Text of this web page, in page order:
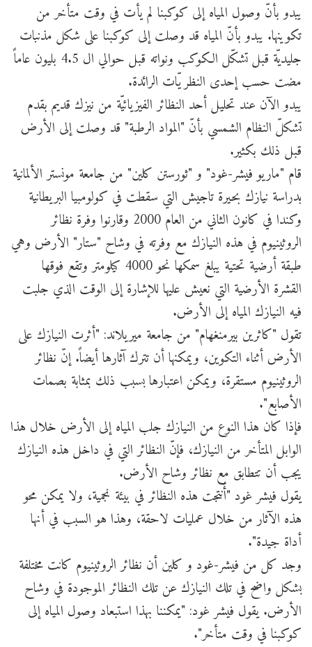
يبدو بأنّ وصول المياه إلى كوكبنا لم يأت في وقت متأخر من
تكوينها. يبدو بأنّ المياه قد وصلت إلى كوكبنا على شكل مذنبات
جليديّة قبل تشكّل الكوكب ونواته قبل حوالي ال 4.5 بليون عاماً
مضت حسب إحدى النظريّات الرائدة.
يبدو الآن عند تحليل أحد النظائر الفيزيائيّة من نيزك قديم بقدم
تشكلّ النظام الشمسي بأنّ "المواد الرطبة" قد وصلت إلى الأرض
قبل ذلك بكثير.
قام "ماريو فيشر-غود" و "ثورستن كلين" من جامعة مونستر الألمانية
بدراسة نيازك بحيرة تاجيش التي سقطت في كولومبيا البريطانية
وكندا في كانون الثاني من العام 2000 وقارنوا وفرة نظائر
الروثينيوم في هذه النيازك مع وفرته في وشاح "ستار" الأرض وهي
طبقة أرضية تحتية يبلغ سمكها نحو 4000 كيلومتر وتقع فوقها
القشرة الأرضية التي نعيش عليها للإشارة إلى الوقت الذي جلبت
فيه النيازك المياه إلى الأرض.
تقول "كاثرين بيرمنغهام" من جامعة ميريلاند: "أثرت النيازك على
الأرض أثناء التكوين، ويمكنها أن تترك آثارها أيضاً. إنّ نظائر
الروثينيوم مستقرة، ويمكن اعتبارها بسبب ذلك بمثابة بصمات
الأصابع".
فإذا كان هذا النوع من النيازك جلب المياه إلى الأرض خلال هذا
الوابل المتأخر من النيازك، فإنّ النظائر التي في داخل هذه النيازك
يجب أن تتطابق مع نظائر وشاح الأرض.
يقول فيشر غود "أُنتجت هذه النظائر في بيئة نجمية، ولا يمكن محو
هذه الآثار من خلال عمليات لاحقة، وهذا هو السبب في أنها
أداة جيدة".
وجد كل من فيشر-غود و كلين أن نظائر الروثينيوم كانت مختلفة
بشكل واضح في تلك النيازك عن تلك النظائر الموجودة في وشاح
الأرض. يقول فيشر غود: "يمكننا بهذا استبعاد وصول المياه إلى
كوكبنا في وقت متأخر".